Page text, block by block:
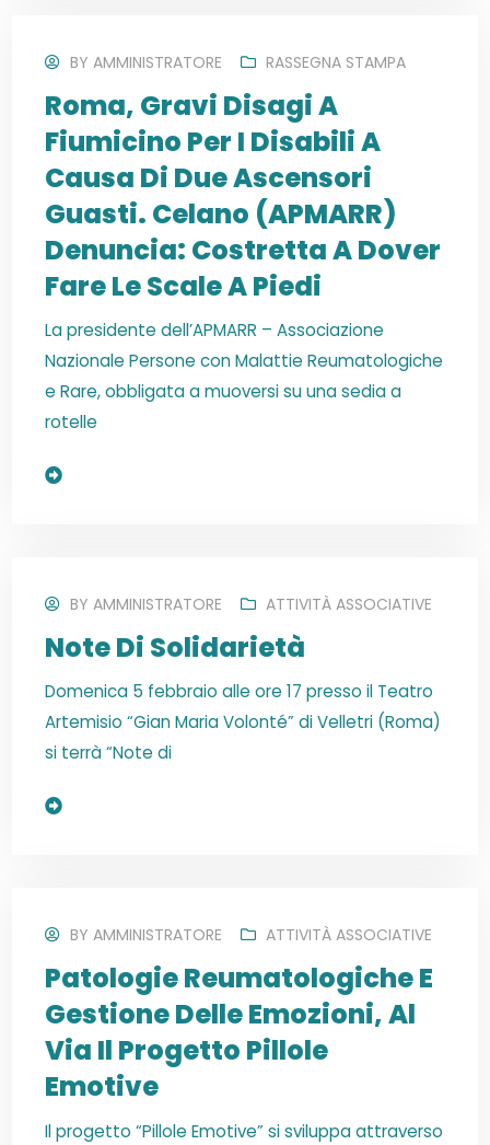
BYAMMINISTRATORE RASSEGNA STAMPA
Roma, Gravi Disagi A
Fiumicino Per I Disabili A
Causa Di Due Ascensori
Guasti. Celano (APMARR)
Denuncia: Costretta A Dover
Fare Le Scale A Piedi
La presidente dell’APMARR – Associazione
Nazionale Persone con Malattie Reumatologiche
e Rare, obbligata a muoversi su una sedia a
rotelle
BYAMMINISTRATORE ATTIVITÀ ASSOCIATIVE
Note Di Solidarietà
Domenica 5 febbraio alle ore 17 presso il Teatro
Artemisio “Gian Maria Volonté” di Velletri (Roma)
si terrà “Note di
BYAMMINISTRATORE ATTIVITÀ ASSOCIATIVE
Patologie Reumatologiche E
Gestione Delle Emozioni, Al
Via Il Progetto Pillole
Emotive
Il progetto “Pillole Emotive” si sviluppa attraverso